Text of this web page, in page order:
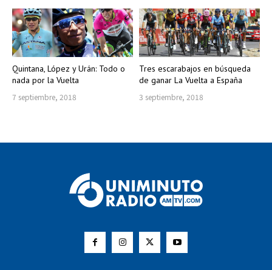
Quintana, López y Urán: Todo o
nada por la Vuelta
7 septiembre, 2018
Tres escarabajos en búsqueda
de ganar La Vuelta a España
3 septiembre, 2018